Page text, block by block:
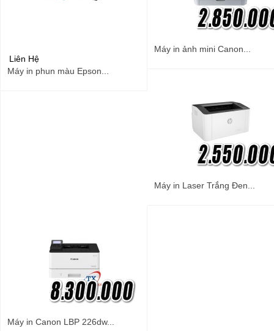
Liên Hệ
Máy in phun màu Epson...
Máy in ảnh mini Canon...
Máy in Laser Trắng Đen...
Máy in Canon LBP 226dw...